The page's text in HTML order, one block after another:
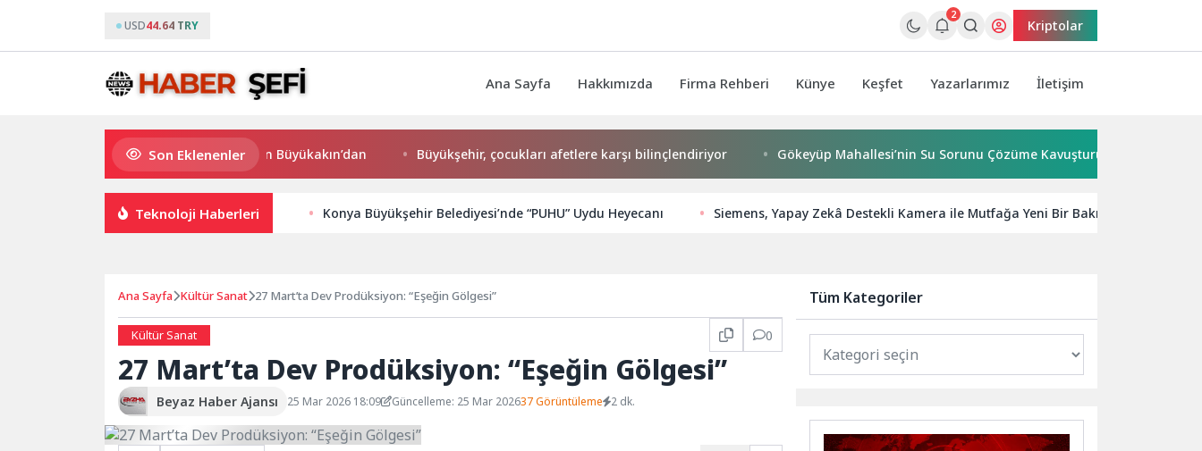
USD44.64 TRY
2
Kriptolar
Ana Sayfa Hakkımızda Firma Rehberi Künye Keşfet Yazarlarımız İletişim
Son Eklenenler
Süper Enduro’da start Başkan Büyükakın’dan Büyükşehir, çocukları afetlere karşı bilinçlendiriyor Gökeyüp Mahallesi’nin Su Sorunu Çözüme Kavuşturuldu
Teknoloji Haberleri Konya Büyükşehir Belediyesi’nde “PUHU” Uydu Heyecanı Siemens, Yapay Zekâ Destekli Kamera ile Mutfağa Yeni Bir Bakış Getiriyor
Ana Sayfa Kültür Sanat 27 Mart’ta Dev Prodüksiyon: “Eşeğin Gölgesi”
Kültür Sanat 0
27 Mart’ta Dev Prodüksiyon: “Eşeğin Gölgesi”
Beyaz Haber Ajansı 25 Mar 2026 18:09 Güncelleme: 25 Mar 202637 Görüntüleme 2 dk.
Tüm Kategoriler